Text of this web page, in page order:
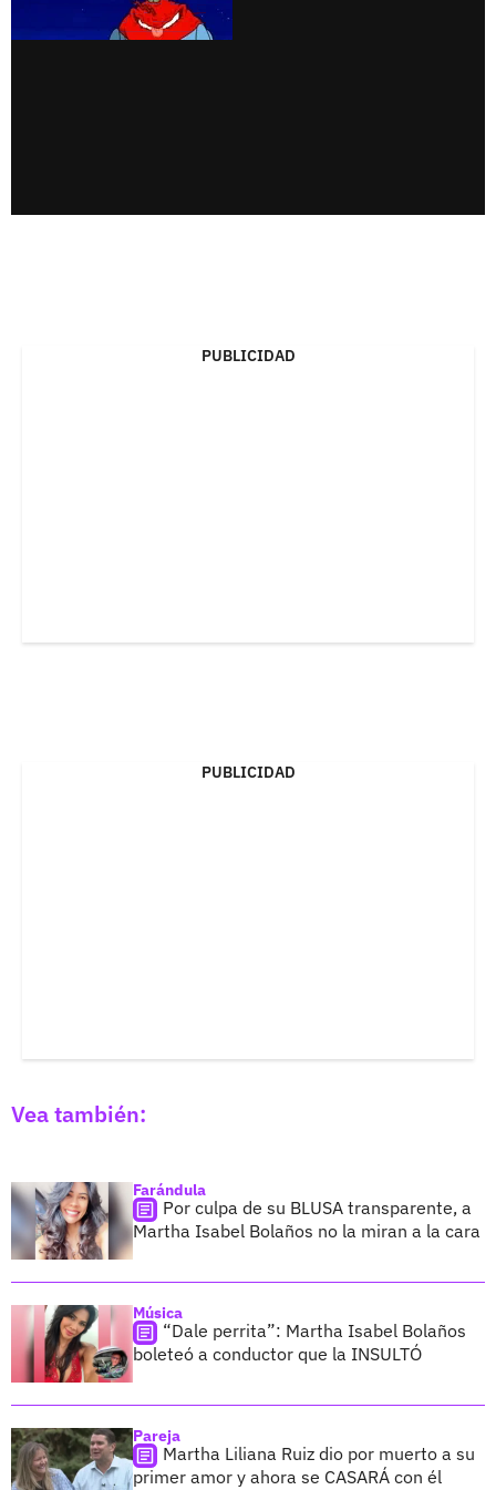
PUBLICIDAD
PUBLICIDAD
Vea también:
Farándula
Por culpa de su BLUSA transparente, a
Martha Isabel Bolaños no la miran a la cara
Música
“Dale perrita”: Martha Isabel Bolaños
boleteó a conductor que la INSULTÓ
Pareja
Martha Liliana Ruiz dio por muerto a su
primer amor y ahora se CASARÁ con él